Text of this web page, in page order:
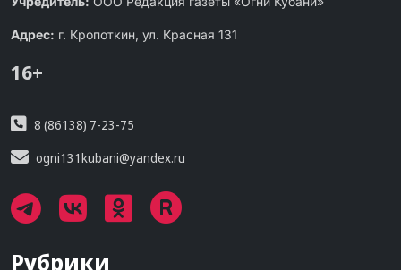
Адрес: г. Кропоткин, ул. Красная 131
16+
8 (86138) 7-23-75
ogni131kubani@yandex.ru
Рубрики